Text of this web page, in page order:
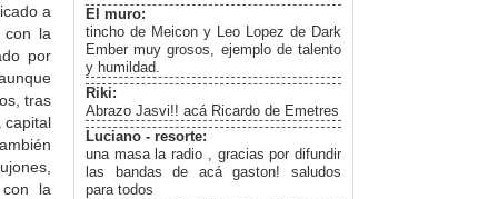
a
con la
por
tras
capital
la
El muro:
tincho de Meicon y Leo Lopez de Dark
Ember muy grosos, ejemplo de talento
y humildad.
Riki:
Abrazo Jasvi!! acá Ricardo de Emetres
Luciano - resorte:
una masa la radio , gracias por difundir
las bandas de acá gaston! saludos
para todos